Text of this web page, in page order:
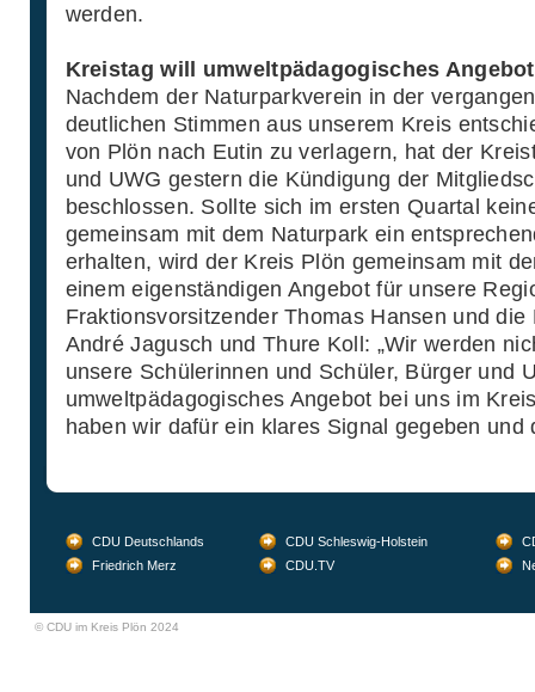
werden.
Kreistag will umweltpädagogisches
Nachdem der Naturparkverein in der
deutlichen Stimmen aus unserem Kreis
von Plön nach Eutin zu verlagern, hat der
und UWG gestern die Kündigung der
beschlossen. Sollte sich im ersten Quartal
gemeinsam mit dem Naturpark ein
erhalten, wird der Kreis Plön gemeinsam mit
einem eigenständigen Angebot für unsere
Fraktionsvorsitzender Thomas Hansen und
André Jagusch und Thure Koll: „Wir werden
unsere Schülerinnen und Schüler, Bürger und
umweltpädagogisches Angebot bei uns im
haben wir dafür ein klares Signal gegeben und
CDU Deutschlands CDU Schleswig-Holstein
Friedrich Merz
CDU.TV
© CDU im Kreis Plön 2024